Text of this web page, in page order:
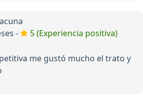
-
5 (Experiencia positiva)
me gustó mucho el trato y